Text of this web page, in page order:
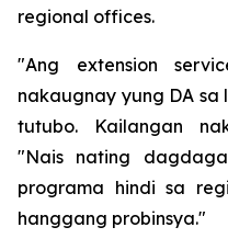
regional offices.
"Ang extension
nakaugnay yung DA sa
tutubo. Kailangan
"Nais nating
programa hindi sa
hanggang probinsya."